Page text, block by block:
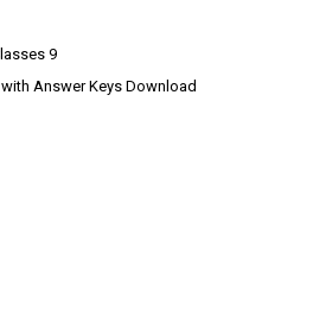
9
Answer Keys Download